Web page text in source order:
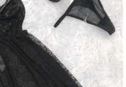
הַמְּסַיַּעַת
לִנְגִישׁוּת
הָאֲתָר.
לִפְתִיחַת
תַּפְרִיט
הֵנְּגִישׁוּת